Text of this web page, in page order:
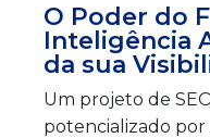
O Poder do
Inteligência
da sua
Um projeto de
potencializado por